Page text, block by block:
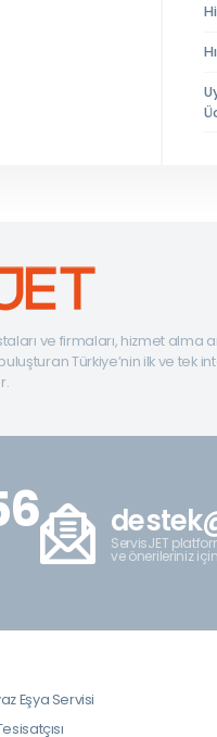
ve firmaları, hizmet alma
Türkiye’nin ilk ve tek
ServisJET
ve önerileriniz
Eşya Servisi